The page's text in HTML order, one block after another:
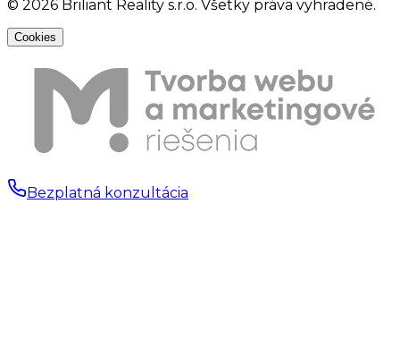
© 2026 Briliant Reality s.r.o. Všetky práva vyhradené.
Cookies
Bezplatná konzultácia